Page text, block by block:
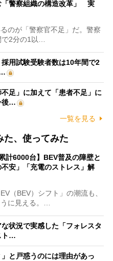
「警察組織の構造改革」 実
のが「警察官不足」だ。警察
で2分の1以…
採用試験受験者数は10年間で2
足」に加えて「患者不足」に
後…
一覧を見る
た、使ってみた
計6000台】BEV普及の障壁と
安」「充電のストレス」解
（BEV）シフト」の潮流も、
に見える。…
状況で実感した「フォレスタ
ト…
と戸惑うのには理由があっ